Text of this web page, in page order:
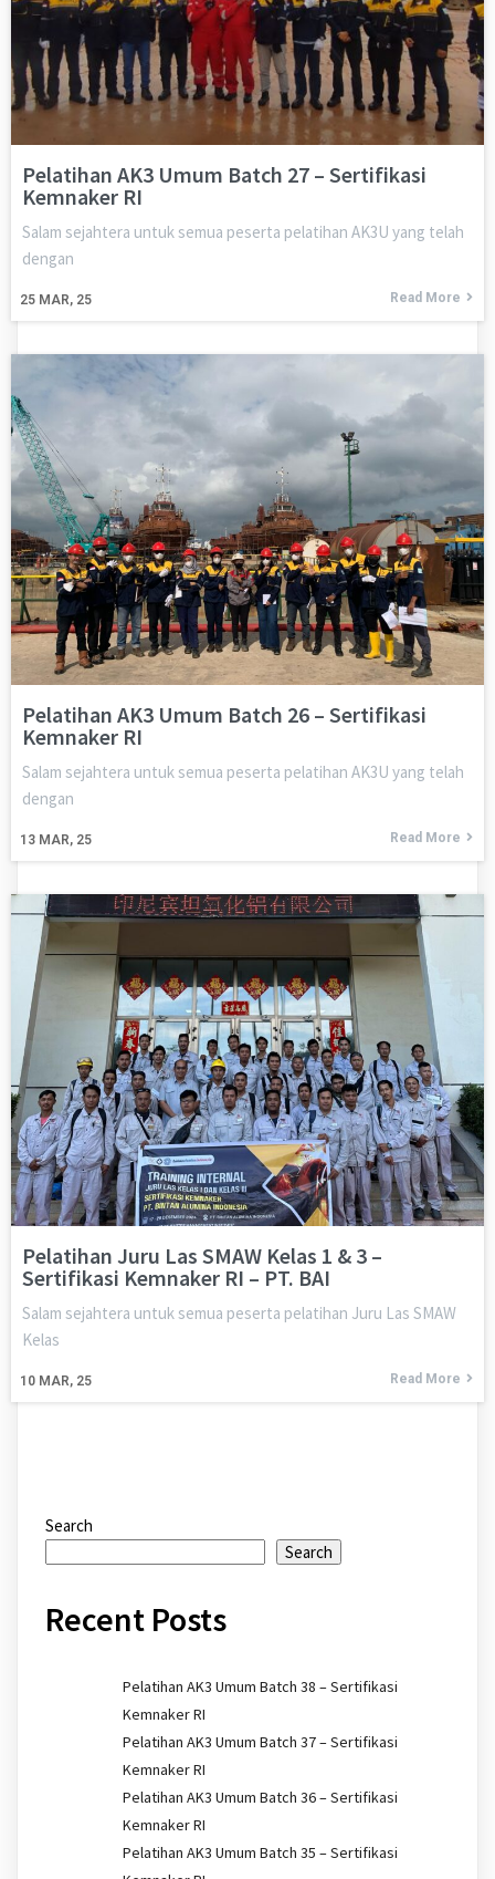
Pelatihan AK3 Umum Batch 27 – Sertifikasi
Kemnaker RI
25 MAR, 25
Salam sejahtera untuk semua peserta pelatihan AK3U yang telah
dengan
Read More
Pelatihan AK3 Umum Batch 26 – Sertifikasi
Kemnaker RI
13 MAR, 25
Salam sejahtera untuk semua peserta pelatihan AK3U yang telah
dengan
Read More
Pelatihan Juru Las SMAW Kelas 1 & 3 –
Sertifikasi Kemnaker RI – PT. BAI
10 MAR, 25
Salam sejahtera untuk semua peserta pelatihan Juru Las SMAW
Kelas
Read More
Search
Search
Recent Posts
Pelatihan AK3 Umum Batch 38 – Sertifikasi
Kemnaker RI
Pelatihan AK3 Umum Batch 37 – Sertifikasi
Kemnaker RI
Pelatihan AK3 Umum Batch 36 – Sertifikasi
Kemnaker RI
Pelatihan AK3 Umum Batch 35 – Sertifikasi